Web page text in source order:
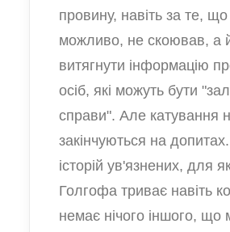
провину, навіть за те, що
можливо, не скоював, а
витягнути інформацію
осіб, які можуть бути
справи". Але катування
закінчуються на
історій ув'язнених, для
Голгофа триває навіть
немає нічого іншого, що